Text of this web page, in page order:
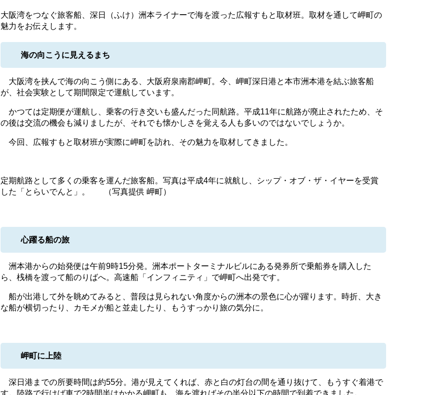
大阪湾をつなぐ旅客船、深日（ふけ）洲本ライナーで海を渡った広報すもと取材班。取材を通して岬町の
魅力をお伝えします。
海の向こうに見えるまち
大阪湾を挟んで海の向こう側にある、大阪府泉南郡岬町。今、岬町深日港と本市洲本港を結ぶ旅客船
が、社会実験として期間限定で運航しています。
かつては定期便が運航し、乗客の行き交いも盛んだった同航路。平成11年に航路が廃止されたため、そ
の後は交流の機会も減りましたが、それでも懐かしさを覚える人も多いのではないでしょうか。
今回、広報すもと取材班が実際に岬町を訪れ、その魅力を取材してきました。
定期航路として多くの乗客を運んだ旅客船。写真は平成4年に就航し、シップ・オブ・ザ・イヤーを受賞
した「とらいでんと」。 （写真提供 岬町）
心躍る船の旅
洲本港からの始発便は午前9時15分発。洲本ポートターミナルビルにある発券所で乗船券を購入した
ら、桟橋を渡って船のりばへ。高速船「インフィニティ」で岬町へ出発です。
船が出港して外を眺めてみると、普段は見られない角度からの洲本の景色に心が躍ります。時折、大き
な船が横切ったり、カモメが船と並走したり、もうすっかり旅の気分に。
岬町に上陸
深日港までの所要時間は約55分。港が見えてくれば、赤と白の灯台の間を通り抜けて、もうすぐ着港で
す。陸路で行けば車で2時間半はかかる岬町も、海を渡ればその半分以下の時間で到着できました。